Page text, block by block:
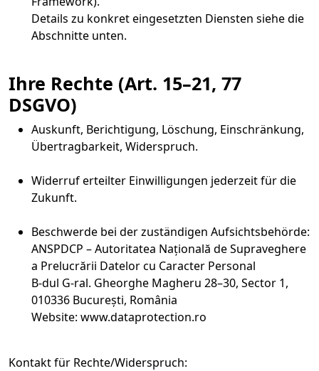
Details zu konkret eingesetzten Diensten siehe die
Abschnitte unten.
Ihre Rechte (Art. 15–21, 77
DSGVO)
Auskunft, Berichtigung, Löschung, Einschränkung,
Übertragbarkeit, Widerspruch.
Widerruf erteilter Einwilligungen jederzeit für die
Zukunft.
Beschwerde bei der zuständigen Aufsichtsbehörde:
ANSPDCP – Autoritatea Națională de Supraveghere
a Prelucrării Datelor cu Caracter Personal
B-dul G-ral. Gheorghe Magheru 28–30, Sector 1,
010336 București, România
Website: www.dataprotection.ro
Kontakt für Rechte/Widerspruch: